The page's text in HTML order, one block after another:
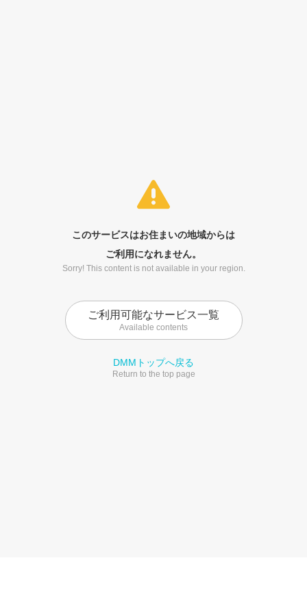
このサービスはお住まいの地域からは
ご利用になれません。
Sorry! This content is not available in your region.
ご利用可能なサービス一覧
Available contents
DMMトップへ戻る
Return to the top page